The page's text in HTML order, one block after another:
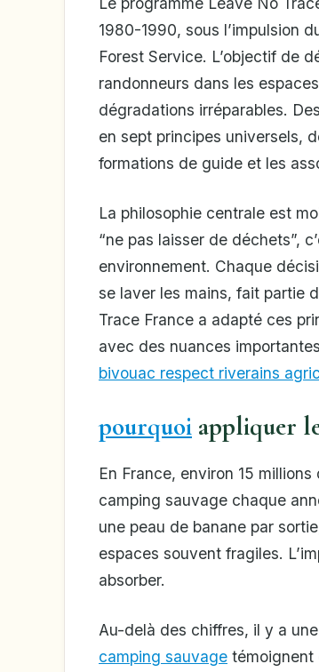
1980-1990, sous l’impulsion
Forest Service. L’objectif de
randonneurs dans les
dégradations irréparables.
en sept principes universels,
formations de guide et les
La philosophie centrale est
“ne pas laisser de déchets”,
environnement. Chaque
se laver les mains, fait partie
Trace France a adapté ces
avec des nuances
bivouac respect riverains
pourquoi appliquer
En France, environ 15
camping sauvage chaque
une peau de banane par
espaces souvent fragiles.
absorber.
Au-delà des chiffres, il y a
camping sauvage témoignent